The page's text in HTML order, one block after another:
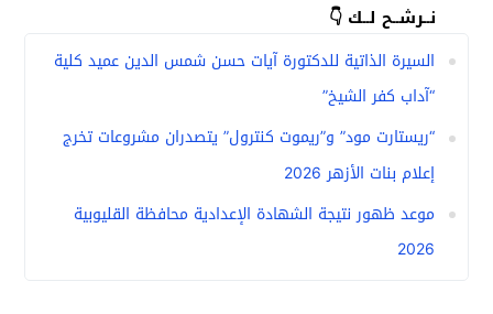
نــرشــح لــك 👇
السيرة الذاتية للدكتورة آيات حسن شمس الدين عميد كلية
“آداب كفر الشيخ”
“ريستارت مود” و”ريموت كنترول” يتصدران مشروعات تخرج
إعلام بنات الأزهر 2026
موعد ظهور نتيجة الشهادة الإعدادية محافظة القليوبية
2026